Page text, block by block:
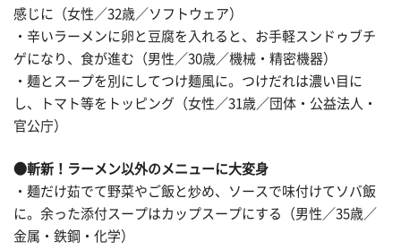
感じに（女性／32歳／ソフトウェア）
・辛いラーメンに卵と豆腐を入れると、お手軽スンドゥブチ
ゲになり、食が進む（男性／30歳／機械・精密機器）
・麺とスープを別にしてつけ麺風に。つけだれは濃い目に
し、トマト等をトッピング（女性／31歳／団体・公益法人・
官公庁）
●斬新！ラーメン以外のメニューに大変身
・麺だけ茹でて野菜やご飯と炒め、ソースで味付けてソバ飯
に。余った添付スープはカップスープにする（男性／35歳／
金属・鉄鋼・化学）